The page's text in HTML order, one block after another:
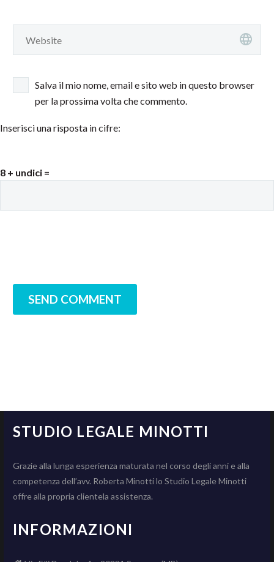
Salva il mio nome, email e sito web in questo browser
per la prossima volta che commento.
Inserisci una risposta in cifre:
8 + undici =
SEND COMMENT
STUDIO LEGALE MINOTTI
Grazie alla lunga esperienza maturata nel corso degli anni e alla
competenza dell’avv. Roberta Minotti lo Studio Legale Minotti
offre alla propria clientela assistenza.
INFORMAZIONI